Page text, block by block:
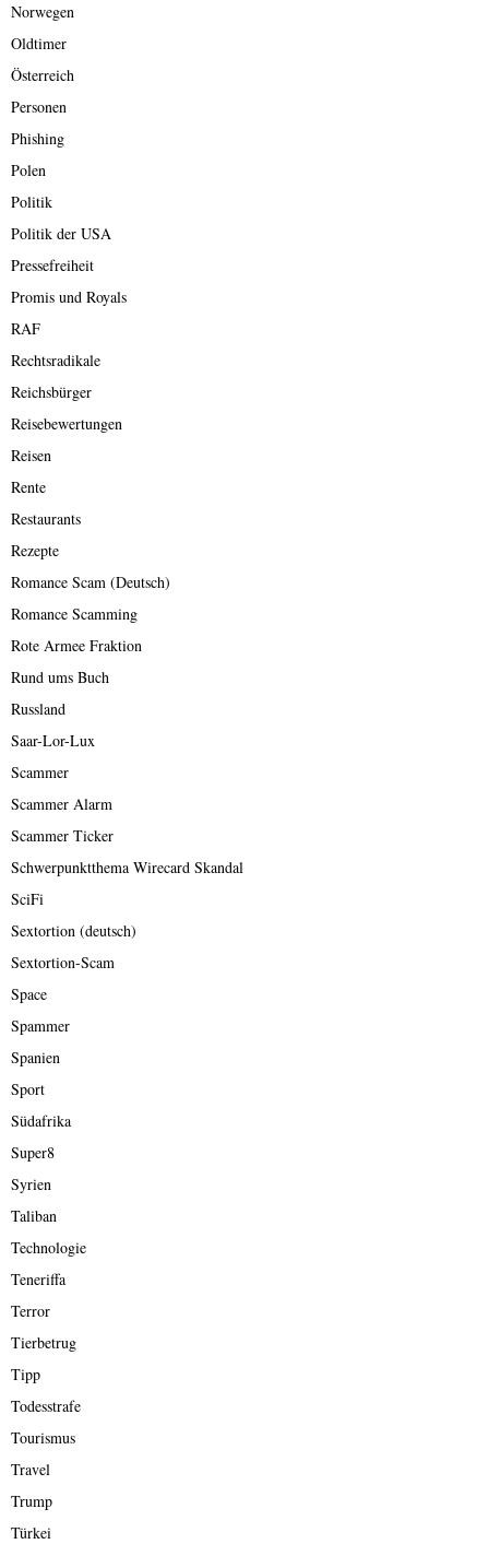
Norwegen
Oldtimer
Österreich
Personen
Phishing
Polen
Politik
Politik der USA
Pressefreiheit
Promis und Royals
RAF
Rechtsradikale
Reichsbürger
Reisebewertungen
Reisen
Rente
Restaurants
Rezepte
Romance Scam (Deutsch)
Romance Scamming
Rote Armee Fraktion
Rund ums Buch
Russland
Saar-Lor-Lux
Scammer
Scammer Alarm
Scammer Ticker
Schwerpunktthema Wirecard Skandal
SciFi
Sextortion (deutsch)
Sextortion-Scam
Space
Spammer
Spanien
Sport
Südafrika
Super8
Syrien
Taliban
Technologie
Teneriffa
Terror
Tierbetrug
Tipp
Todesstrafe
Tourismus
Travel
Trump
Türkei